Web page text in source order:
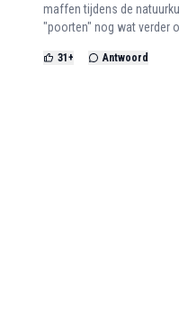
maffen tijdens de
"poorten" nog wat verder
31 + Antwoord